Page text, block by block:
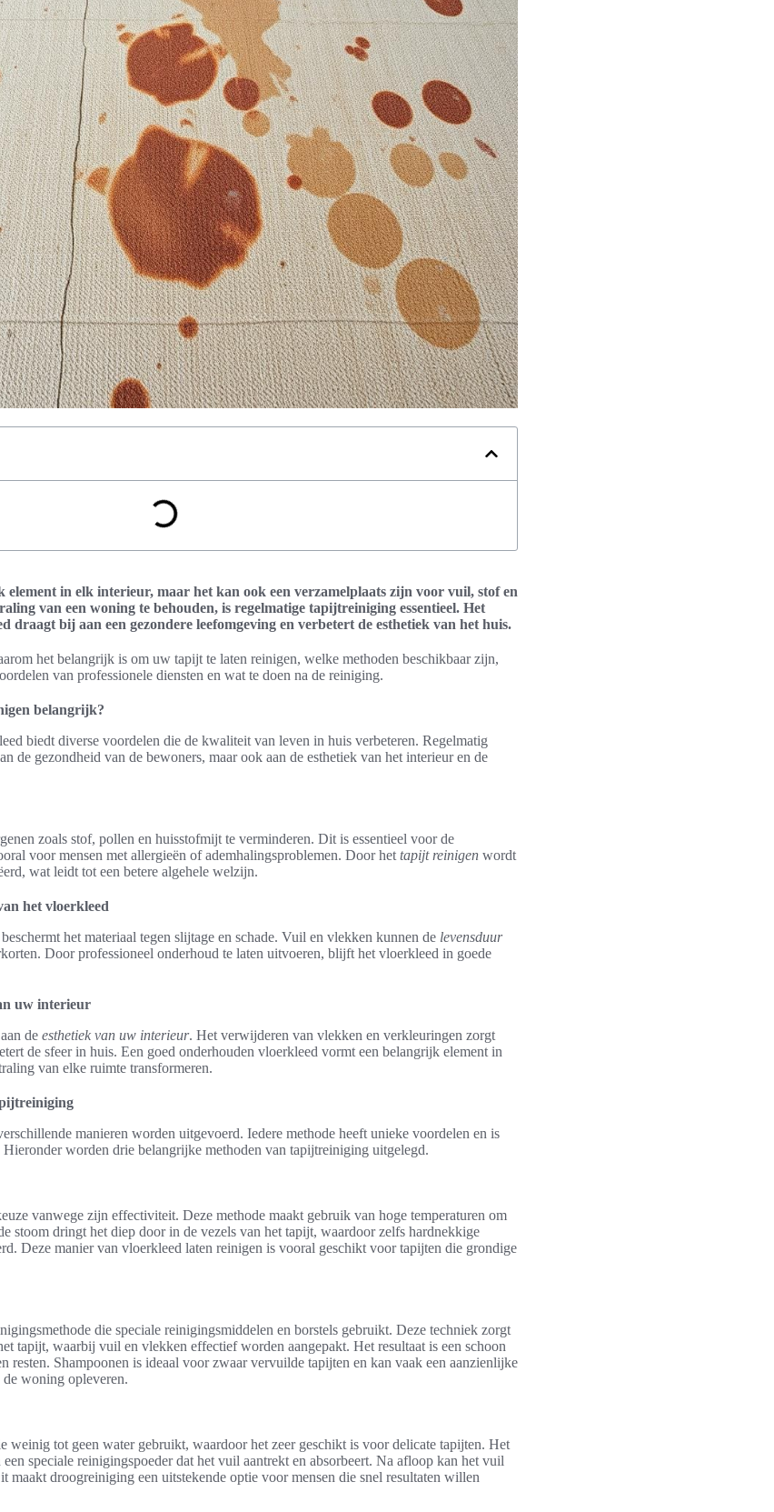
element in elk interieur, maar het kan ook een verzamelplaats zijn voor vuil, stof en
van een woning te behouden, is regelmatige tapijtreiniging essentieel. Het
draagt bij aan een gezondere leefomgeving en verbetert de esthetiek van het huis.
het belangrijk is om uw tapijt te laten reinigen, welke methoden beschikbaar zijn,
van professionele diensten en wat te doen na de reiniging.
belangrijk?
biedt diverse voordelen die de kwaliteit van leven in huis verbeteren. Regelmatig
de gezondheid van de bewoners, maar ook aan de esthetiek van het interieur en de
zoals stof, pollen en huisstofmijt te verminderen. Dit is essentieel voor de
voor mensen met allergieën of ademhalingsproblemen. Door het tapijt reinigen wordt
wat leidt tot een betere algehele welzijn.
het vloerkleed
beschermt het materiaal tegen slijtage en schade. Vuil en vlekken kunnen de levensduur
Door professioneel onderhoud te laten uitvoeren, blijft het vloerkleed in goede
uw interieur
de esthetiek van uw interieur. Het verwijderen van vlekken en verkleuringen zorgt
de sfeer in huis. Een goed onderhouden vloerkleed vormt een belangrijk element in
van elke ruimte transformeren.
manieren worden uitgevoerd. Iedere methode heeft unieke voordelen en is
worden drie belangrijke methoden van tapijtreiniging uitgelegd.
vanwege zijn effectiviteit. Deze methode maakt gebruik van hoge temperaturen om
stoom dringt het diep door in de vezels van het tapijt, waardoor zelfs hardnekkige
Deze manier van vloerkleed laten reinigen is vooral geschikt voor tapijten die grondige
die speciale reinigingsmiddelen en borstels gebruikt. Deze techniek zorgt
tapijt, waarbij vuil en vlekken effectief worden aangepakt. Het resultaat is een schoon
resten. Shampoonen is ideaal voor zwaar vervuilde tapijten en kan vaak een aanzienlijke
woning opleveren.
weinig tot geen water gebruikt, waardoor het zeer geschikt is voor delicate tapijten. Het
speciale reinigingspoeder dat het vuil aantrekt en absorbeert. Na afloop kan het vuil
maakt droogreiniging een uitstekende optie voor mensen die snel resultaten willen